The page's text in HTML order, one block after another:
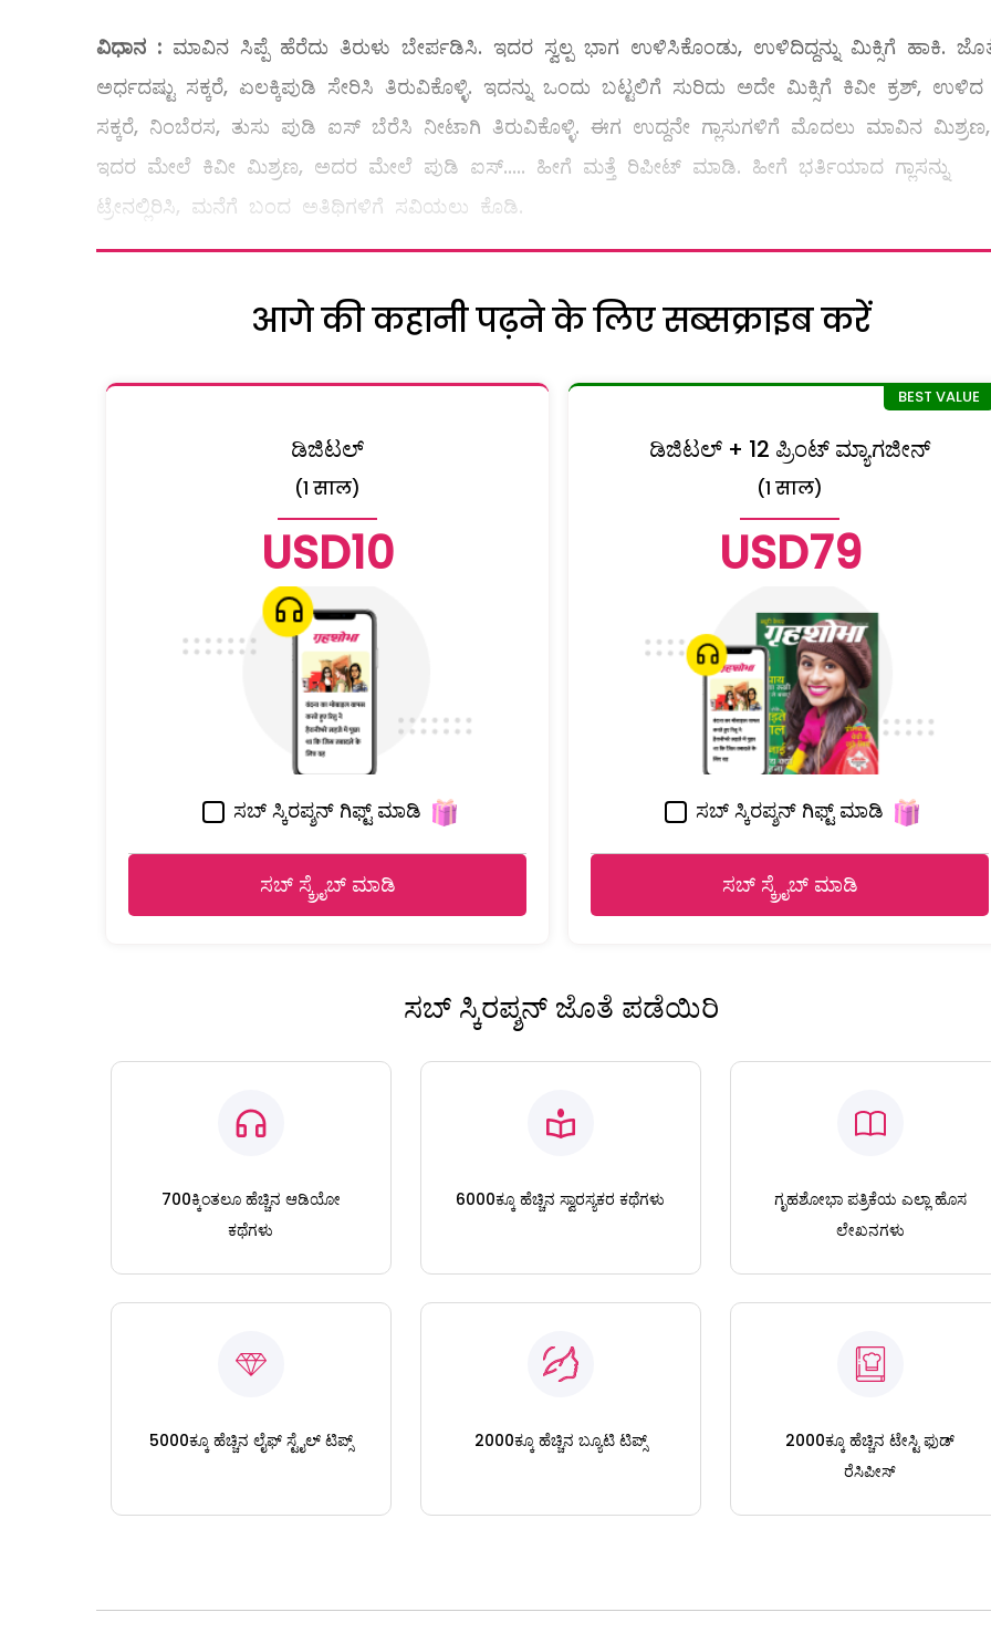
ವಿಧಾನ : ಮಾವಿನ ಸಿಪ್ಪೆ ಹೆರೆದು ತಿರುಳು ಬೇರ್ಪಡಿಸಿ. ಇದರ ಸ್ವಲ್ಪ ಭಾಗ ಉಳಿಸಿಕೊಂಡು, ಉಳಿದಿದ್ದನ್ನು ಮಿಕ್ಸಿಗೆ ಹಾಕಿ.
ಅರ್ಧದಷ್ಟು ಸಕ್ಕರೆ, ಏಲಕ್ಕಿಪುಡಿ ಸೇರಿಸಿ ತಿರುವಿಕೊಳ್ಳಿ. ಇದನ್ನು ಒಂದು ಬಟ್ಟಲಿಗೆ ಸುರಿದು ಅದೇ ಮಿಕ್ಸಿಗೆ ಕಿವೀ ಕ್ರಶ್‌, ಉಳಿದ
ಸಕ್ಕರೆ, ನಿಂಬೆರಸ, ತುಸು ಪುಡಿ ಐಸ್‌ ಬೆರೆಸಿ ನೀಟಾಗಿ ತಿರುವಿಕೊಳ್ಳಿ. ಈಗ ಉದ್ದನೇ ಗ್ಲಾಸುಗಳಿಗೆ ಮೊದಲು ಮಾವಿನ ಮಿಶ್ರಣ,
ಇದರ ಮೇಲೆ ಕಿವೀ ಮಿಶ್ರಣ, ಅದರ ಮೇಲೆ ಪುಡಿ ಐಸ್‌..... ಹೀಗೆ ಮತ್ತೆ ರಿಪೀಟ್‌ ಮಾಡಿ. ಹೀಗೆ ಭರ್ತಿಯಾದ ಗ್ಲಾಸನ್ನು
ಟ್ರೇನಲ್ಲಿರಿಸಿ, ಮನೆಗೆ ಬಂದ ಅತಿಥಿಗಳಿಗೆ ಸವಿಯಲು ಕೊಡಿ.
आगे की कहानी पढ़ने के लिए सब्सक्राइब करें
ಡಿಜಿಟಲ್
(1 साल)
USD10
ಸಬ್ ಸ್ಕಿರಪ್ಶನ್ ಗಿಫ್ಟ್ ಮಾಡಿ
ಸಬ್ ಸ್ಕ್ರೈಬ್ ಮಾಡಿ
ಡಿಜಿಟಲ್ + 12 ಪ್ರಿಂಟ್ ಮ್ಯಾಗಜೀನ್
(1 साल)
USD79
ಸಬ್ ಸ್ಕಿರಪ್ಶನ್ ಗಿಫ್ಟ್ ಮಾಡಿ
ಸಬ್ ಸ್ಕ್ರೈಬ್ ಮಾಡಿ
ಸಬ್ ಸ್ಕಿರಪ್ಶನ್ ಜೊತೆ ಪಡೆಯಿರಿ
700ಕ್ಕಿಂತಲೂ ಹೆಚ್ಚಿನ ಆಡಿಯೋ
ಕಥೆಗಳು
6000ಕ್ಕೂ ಹೆಚ್ಚಿನ ಸ್ವಾರಸ್ಯಕರ ಕಥೆಗಳು
ಗೃಹಶೋಭಾ ಪತ್ರಿಕೆಯ ಎಲ್ಲಾ ಹೊಸ
ಲೇಖನಗಳು
5000ಕ್ಕೂ ಹೆಚ್ಚಿನ ಲೈಫ್ ಸ್ಟೈಲ್ ಟಿಪ್ಸ್ 2000ಕ್ಕೂ ಹೆಚ್ಚಿನ ಬ್ಯೂಟಿ ಟಿಪ್ಸ್
2000ಕ್ಕೂ ಹೆಚ್ಚಿನ ಟೇಸ್ಟಿ ಫುಡ್
ರೆಸಿಪೀಸ್